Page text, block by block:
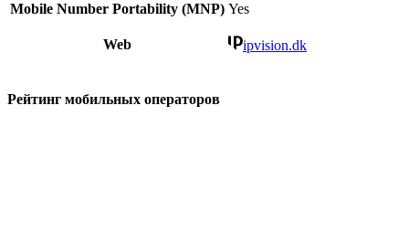
Mobile Number Portability (MNP) Yes
Web ipvision.dk
Рейтинг мобильных операторов